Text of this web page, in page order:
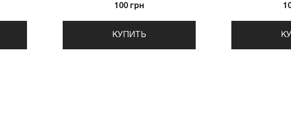
100 грн
КУПИТЬ